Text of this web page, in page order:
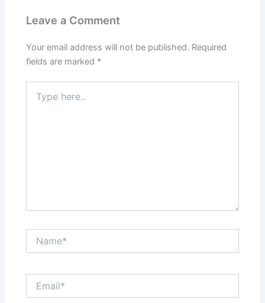
Leave a Comment
Your email address will not be published. Required
fields are marked *
here..